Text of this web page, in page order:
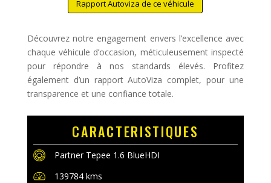
Rapport Autoviza de ce véhicule
Découvrez notre engagement envers l’excellence avec
chaque véhicule d’occasion, méticuleusement inspecté
pour répondre à nos standards élevés. Profitez
également d’un rapport AutoViza complet, pour une
transparence et une confiance totale.
CARACTERISTIQUES
Partner Tepee 1.6 BlueHDI
139784 kms